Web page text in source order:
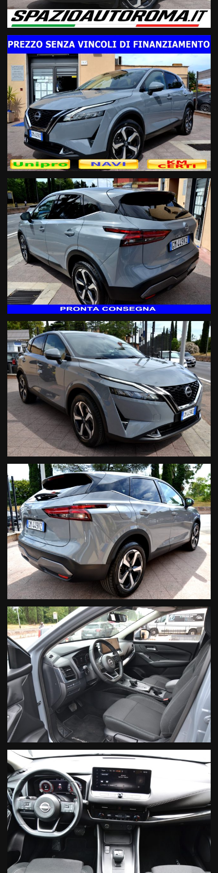
- Qasqhai N-Connecta
- Anno 3/2023
- Km 30000
- Ufficiale Nissan Italia (No Import)
- Vettura unico proprietario iva deducibile regolarmente
tagliandata
-Colore grigio ceramica perlato
Motorizzazione & Trasmissione:
- 1.3 mhev 158cv EURO6D Temp
- Trazione anteriore
- Cambio automatico X-Tronic
Sicurezza:
- Tecnologia DNA Nissan
- Fari full led direzionale
- Specchietti retrovisori esterni ripiegabili elettricamente
- Sensore pressione pneumatici
- Sensori di parcheggio anteriori e posteriori
- Sistema telecamere 360'
- Sistema lettura cartelli stradali
- Sistema anticollisione
- Sistema mantenimento carreggiata
- Sistema rilevamento stanchezza conducente
- Sistema controllo angolo cieco
Audio & Comunicazione:
- Radio CD Mp3 Dab con display integrato touch screen
- Navigatore satellitare cartografico 3D
- Sistema AppleCarPlay
- Sistema Android&Auto
- Vivavoce Bluetooth
- Streaming audio Bluetooth
- USB & ingresso sd card
- Computer di bordo
- Comandi vocali
Comfort:
- Climatizzatore automatico Bi Zona
- Sedili regolabili in altezza
- Volante regolabile
- Volante multifunzione
- Regolazione lombare sedile guidatore
- Cruise control adattivo
- Bracciolo anteriore con portaoggetti integrato
- Vetri privacy
- Sistema ricarica cellulare wireless
- Sistema Keyless&Go
La vettura in oggetto COMPRENDE nel prezzo di vendita una
GARANZIA di 12 MESI, con chilometraggio illimitato sulle
seguenti componentistiche:
Motore
Cambio Manuale/Automatico
Turbocompressore
Circuito di Alimentazione
Circuito Elettrico
Circuito di Raffreddamento
Compressore Aria Condizionata
Circuito Frenante
Manodopera
Le informazioni qui contenute non costituiscono base
contrattuale, sono puramente indicative e non vincolano in
alcun modo l'inserzionista. Vista la quantità di annunci e dettagli
inseriti, invitiamo la clientela interessata all'acquisto a verificare
la correttezza dei dati e degli optional inseriti direttamente con
il personale vendite.